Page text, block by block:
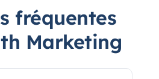
fréquentes
Marketing